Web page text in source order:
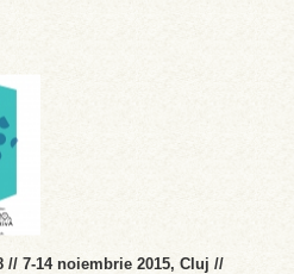
// 7-14 noiembrie 2015, Cluj //